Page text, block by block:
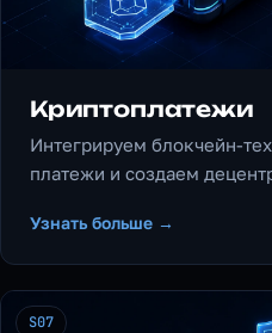
Криптоплатежи
Интегрируем блокчейн-
платежи и создаем
Узнать больше →
S07